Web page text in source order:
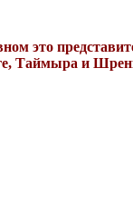
это
Таймыра и